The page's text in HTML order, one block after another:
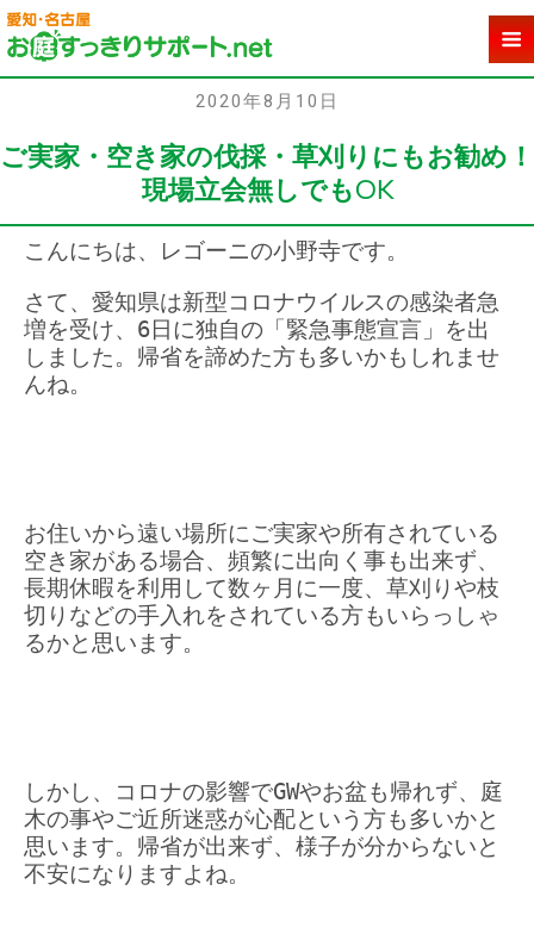
2020年8月10日
ご実家・空き家の伐採・草刈りにもお勧め！
現場立会無しでもOK
こんにちは、レゴーニの小野寺です。
さて、愛知県は新型コロナウイルスの感染者急
増を受け、6日に独自の「緊急事態宣言」を出
しました。帰省を諦めた方も多いかもしれませ
んね。
お住いから遠い場所にご実家や所有されている
空き家がある場合、頻繁に出向く事も出来ず、
長期休暇を利用して数ヶ月に一度、草刈りや枝
切りなどの手入れをされている方もいらっしゃ
るかと思います。
しかし、コロナの影響でGWやお盆も帰れず、庭
木の事やご近所迷惑が心配という方も多いかと
思います。帰省が出来ず、 様子が分からないと
不安になりますよね。